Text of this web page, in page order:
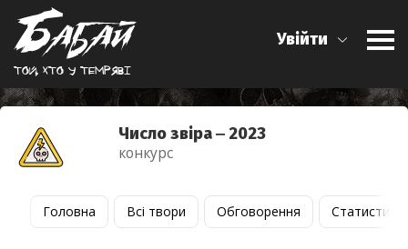
Той, хто у темрявi
Увійти
Число звіра ‒ 2023
конкурс
Головна Всі твори Обговорення Статистика